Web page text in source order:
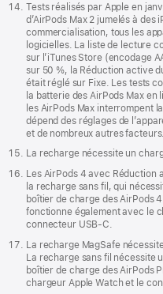
Tests réalisés par Apple en
d’AirPods Max 2 jumelés à des
commercialisation, tous les
logicielles. La liste de lecture
sur l’iTunes Store (encodage
sur 50 %, la Réduction active
était réglé sur Fixe. Les tests
la batterie des AirPods Max en
les AirPods Max interrompent
dépend des réglages de
et de nombreux autres facteurs.
La recharge nécessite un
Les AirPods 4 avec Réduction
la recharge sans fil, qui
boîtier de charge des AirPods
fonctionne également avec le
connecteur USB‑C.
La recharge MagSafe
La recharge sans fil nécessite
boîtier de charge des AirPods
chargeur Apple Watch et le